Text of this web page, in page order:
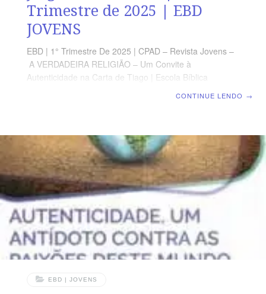
Trimestre de 2025 | EBD
JOVENS
EBD | 1° Trimestre De 2025 | CPAD – Revista Jovens –
A VERDADEIRA RELIGIÃO – Um Convite à
Autenticidade na Carta de Tiago | Escola Bíblica
Cristo.” (Rm 14.10) RESUMO DA LIÇÃO Deus, em sua
soberania, é o único juiz com conhecimento perfeito e
justiça imparcial. LEITURA SEMANAL SEGUNDA – Jo
8.7 Quem pode atirar a primeira pedra?TERÇA – Rm
2.1 Você é
CONTINUE LENDO →
EBD | JOVENS